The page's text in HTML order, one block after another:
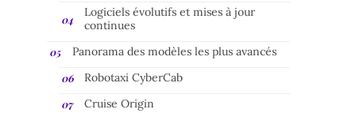
Logiciels évolutifs et mises à jour
continues
Panorama des modèles les plus avancés
Robotaxi CyberCab
Cruise Origin